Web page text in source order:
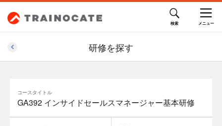
研修を探す
コースタイトル
GA392 インサイドセールスマネージャー基本研修